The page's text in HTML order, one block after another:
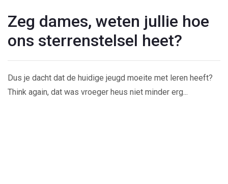
Zeg dames, weten jullie hoe
ons sterrenstelsel heet?
Dus je dacht dat de huidige jeugd moeite met leren heeft?
Think again, dat was vroeger heus niet minder erg...